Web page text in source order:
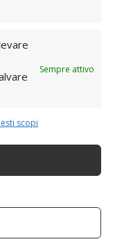
Sempre attivo
scopi
(40” di recupero)
uno dopo l’altro
3.
recupero)